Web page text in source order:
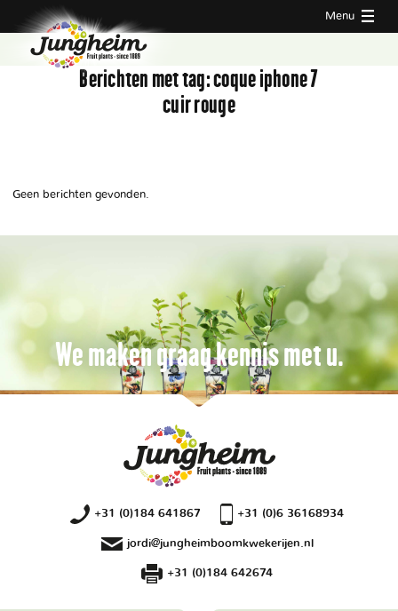
Menu
Berichten met tag:coque iphone 7
cuir rouge
Geen berichten gevonden.
We maken graag kennis met u.
+31 (0)184 641867 +31 (0)6 36168934
jordi@jungheimboomkwekerijen.nl
+31 (0)184 642674